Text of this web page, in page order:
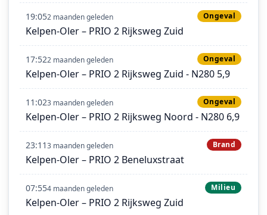
19:052 maanden geleden Ongeval
Kelpen-Oler – PRIO 2 Rijksweg Zuid
17:522 maanden geleden Ongeval
Kelpen-Oler – PRIO 2 Rijksweg Zuid - N280 5,9
11:023 maanden geleden Ongeval
Kelpen-Oler – PRIO 2 Rijksweg Noord - N280 6,9
23:113 maanden geleden Brand
Kelpen-Oler – PRIO 2 Beneluxstraat
07:554 maanden geleden Milieu
Kelpen-Oler – PRIO 2 Rijksweg Zuid